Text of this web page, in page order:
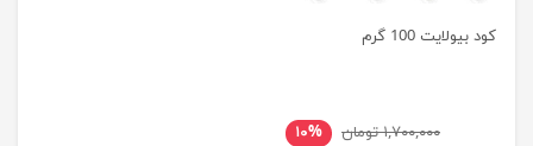
کود بیولایت 100 گرم
۱,۷۰۰,۰۰۰ تومان
۱۰%